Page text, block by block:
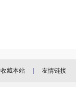
收藏本站 友情链接